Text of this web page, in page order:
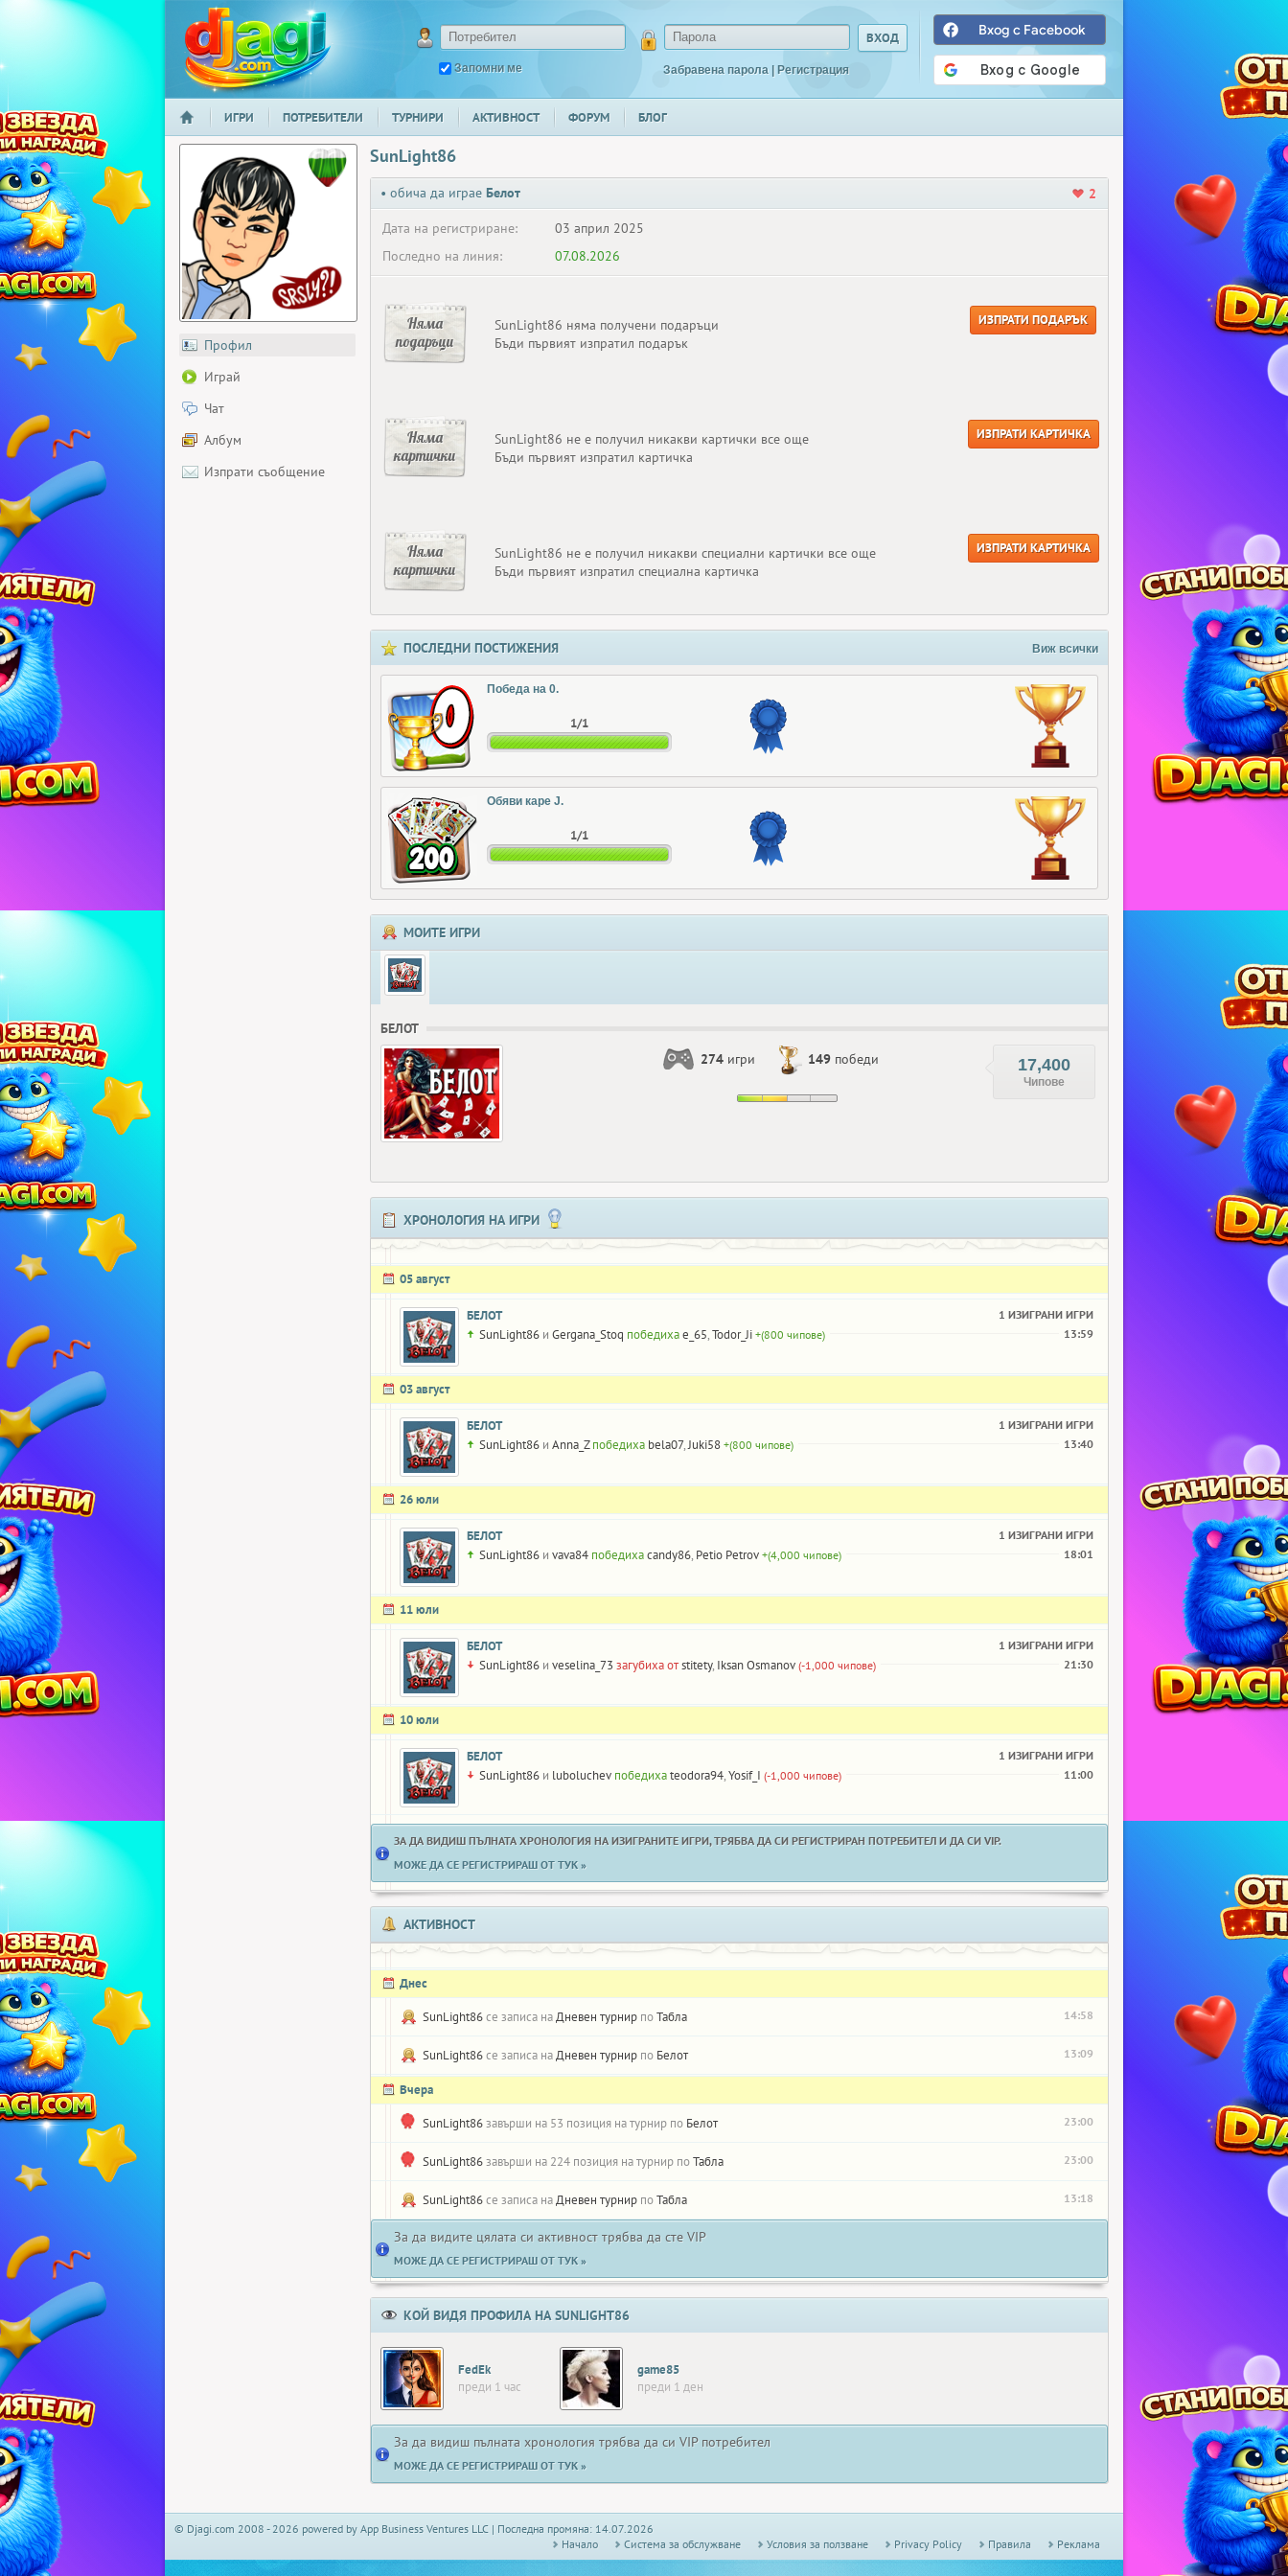
Запомни ме Забравена парола | Регистрация
Вход с Facebook
НАЧАЛО
ИГРИ ПОТРЕБИТЕЛИ ТУРНИРИ АКТИВНОСТ ФОРУМ БЛОГ
Профил
Играй
Чат
Албум
Изпрати съобщение
SunLight86
• обича да играе Белот
2
Дата на регистриране:
03 април 2025
Последно на линия:
07.08.2026
Няма
подаръци
SunLight86 няма получени подаръци
Бъди първият изпратил подарък
ИЗПРАТИ ПОДАРЪК
Няма
картички
SunLight86 не е получил никакви картички все още
Бъди първият изпратил картичка
ИЗПРАТИ КАРТИЧКА
Няма
картички
SunLight86 не е получил никакви специални картички все още
Бъди първият изпратил специална картичка
ИЗПРАТИ КАРТИЧКА
ПОСЛЕДНИ ПОСТИЖЕНИЯ Виж всички
Победа на 0.
1/1
Обяви каре J.
1/1
МОИТЕ ИГРИ
БЕЛОТ
274 игри 149 победи 17,400
Чипове
ХРОНОЛОГИЯ НА ИГРИ
05 август
БЕЛОТ 1 ИЗИГРАНИ ИГРИ
SunLight86 и Gergana_Stoq победихаe_65,Todor_Ji +(800 чипове) 13:59
03 август
БЕЛОТ 1 ИЗИГРАНИ ИГРИ
SunLight86 и Anna_Z победиха bela07,Juki58 +(800 чипове) 13:40
26 юли
БЕЛОТ 1 ИЗИГРАНИ ИГРИ
SunLight86 и vava84 победихаcandy86, Petio Petrov +(4,000 чипове) 18:01
11 юли
БЕЛОТ 1 ИЗИГРАНИ ИГРИ
SunLight86 и veselina_73 загубиха отstitety, Iksan Osmanov (-1,000 чипове) 21:30
10 юли
БЕЛОТ 1 ИЗИГРАНИ ИГРИ
SunLight86 и luboluchev победихаteodora94,Yosif_I (-1,000 чипове) 11:00
ЗА ДА ВИДИШ ПЪЛНАТА ХРОНОЛОГИЯ НА ИЗИГРАНИТЕ ИГРИ, ТРЯБВА ДА СИ РЕГИСТРИРАН ПОТРЕБИТЕЛ И ДА СИ VIP.
МОЖЕ ДА СЕ РЕГИСТРИРАШ ОТ ТУК »
АКТИВНОСТ
Днес
SunLight86се записа наДневен турнир поТабла 14:58
SunLight86се записа наДневен турнир по Белот 13:09
Вчера
SunLight86завърши на 53 позиция на турнир по Белот 23:00
SunLight86завърши на 224 позиция на турнир поТабла 23:00
SunLight86се записа наДневен турнир поТабла 13:18
За да видите цялата си активност трябва да сте VIP
МОЖЕ ДА СЕ РЕГИСТРИРАШ ОТ ТУК »
КОЙ ВИДЯ ПРОФИЛА НА SUNLIGHT86
FedEk
преди 1 час
game85
преди 1 ден
За да видиш пълната хронология трябва да си VIP потребител
МОЖЕ ДА СЕ РЕГИСТРИРАШ ОТ ТУК »
© Djagi.com 2008 - 2026 powered by App Business Ventures LLC | Последна промяна: 14.07.2026
Начало
Системa за обслужване Условия за ползване Privacy Policy Правила Реклама